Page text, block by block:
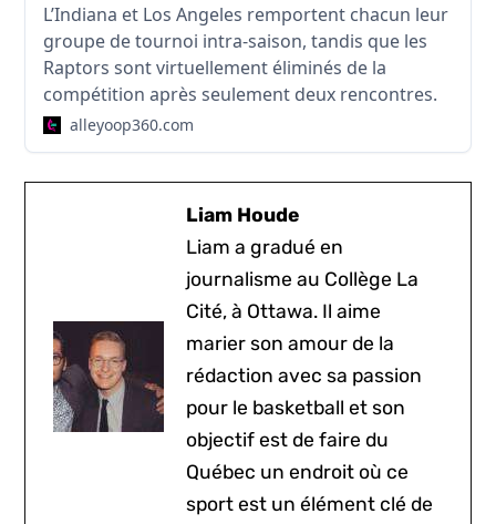
L’Indiana et Los Angeles remportent chacun leur
groupe de tournoi intra-saison, tandis que les
Raptors sont virtuellement éliminés de la
compétition après seulement deux rencontres.
alleyoop360.com
Liam Houde
Liam a gradué en
journalisme au Collège La
Cité, à Ottawa. Il aime
marier son amour de la
rédaction avec sa passion
pour le basketball et son
objectif est de faire du
Québec un endroit où ce
sport est un élément clé de